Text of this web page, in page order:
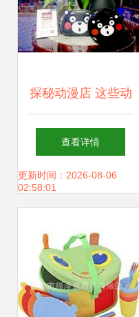
探秘动漫店 这些动
画周边产品为何让
人疯狂？
查看详情
更新时间：2026-08-06
02:58:01